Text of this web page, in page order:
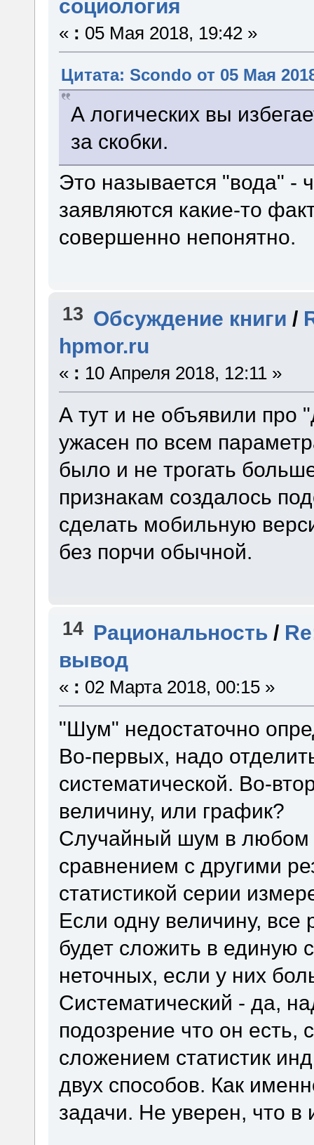
социология
« : 05 Мая 2018, 19:42 »
Цитата: Scondo от 05 Мая
А логических вы
за скобки.
Это называется "вода" -
заявляются какие-то
совершенно непонятно.
13 Обсуждение книги /
hpmor.ru
« : 10 Апреля 2018, 12:11 »
А тут и не объявили про
ужасен по всем
было и не трогать
признакам создалось
сделать мобильную
без порчи обычной.
14 Рациональность /
вывод
« : 02 Марта 2018, 00:15 »
"Шум" недостаточно
Во-первых, надо
систематической. Во-
величину, или график?
Случайный шум в любом
сравнением с другими
статистикой серии
Если одну величину, все
будет сложить в единую
неточных, если у них
Систематический - да,
подозрение что он есть,
сложением статистик
двух способов. Как
задачи. Не уверен, что в